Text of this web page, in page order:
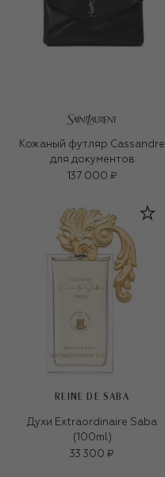
Кожаный футляр Cassandre
для документов
137 000 ₽
REINE DE SABA
Духи Extraordinaire Saba
(100ml)
33 300 ₽